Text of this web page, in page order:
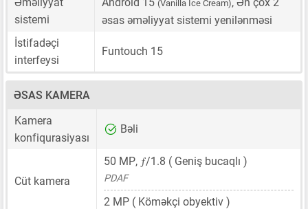
sistemi
(Vanilla Ice Cream)
əsas əməliyyat sistemi yenilənməsi
İstifadəçi
interfeysi
Funtouch 15
ƏSAS KAMERA
Kamera
konfiqurasiyası
Bəli
Cüt kamera
50 MP, ƒ/1.8 ( Geniş bucaqlı )
PDAF
2 MP ( Köməkçi obyektiv )